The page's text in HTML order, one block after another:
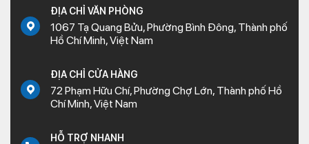
ĐỊA CHỈ VĂN PHÒNG
1067 Tạ Quang Bửu, Phường Bình Đông, Thành phố
Hồ Chí Minh, Việt Nam
ĐỊA CHỈ CỬA HÀNG
72 Phạm Hữu Chí, Phường Chợ Lớn, Thành phố Hồ
Chí Minh, Việt Nam
HỖ TRỢ NHANH